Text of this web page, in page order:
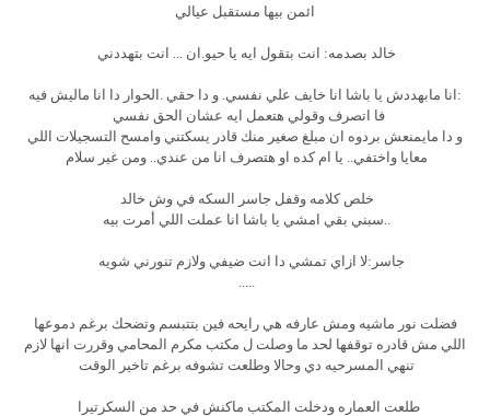
ائمن بيها مستقبل عيالي
خالد بصدمه: انت بتقول ايه يا حيو.ان ... انت بتهددني
:انا مابهددش يا باشا انا خايف علي نفسي. و دا حقي .الحوار دا انا ماليش فيه
فا اتصرف وقولي هتعمل ايه عشان الحق نفسي
و دا مايمنعش بردوه ان مبلغ صغير منك قادر يسكتني وامسح التسجيلات اللي
معايا واختفي.. يا ام كده او هتصرف انا من عندي.. ومن غير سلام
خلص كلامه وقفل جاسر السكه في وش خالد
..سبني بقي امشي يا باشا انا عملت اللي أمرت بيه
جاسر:لا ازاي تمشي دا انت ضيفي ولازم تنورني شويه
.....
فضلت نور ماشيه ومش عارفه هي رايحه فين بتتبسم وتضحك برغم دموعها
اللي مش قادره توقفها لحد ما وصلت ل مكتب مكرم المحامي وقررت انها لازم
تنهي المسرحيه دي وحالا وطلعت تشوفه برغم تاخير الوقت
طلعت العماره ودخلت المكتب ماكنش في حد من السكرتيرا